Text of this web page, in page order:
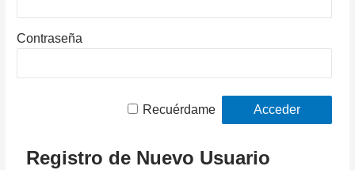
Contraseña
Recuérdame
Registro de Nuevo Usuario